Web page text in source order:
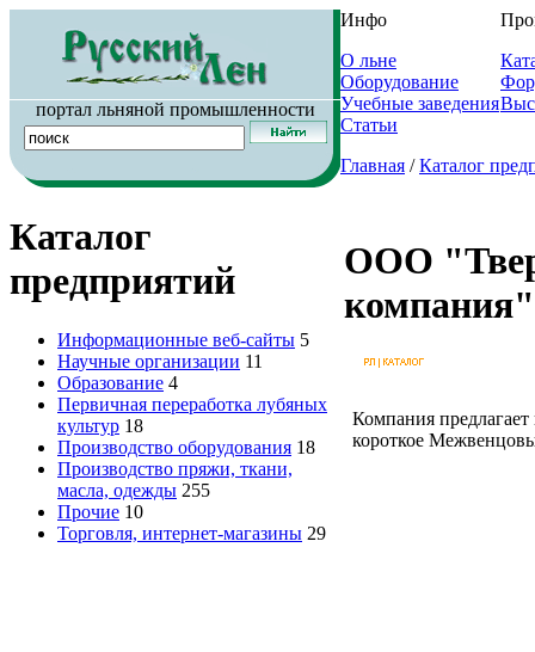
портал льняной промышленности
Инфо
О льне
Оборудование
Учебные заведения
Статьи
Главная /Каталог
Каталог
предприятий
Информационные веб-сайты 5
Научные организации 11
Образование 4
Первичная переработка лубяных
культур 18
Производство оборудования 18
Производство пряжи, ткани,
масла, одежды 255
Прочие 10
Торговля, интернет-магазины 29
ООО
компания"
Компания
короткое